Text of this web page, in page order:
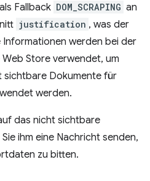
Fallback DOM_SCRAPING an
justification , was der
werden bei der
Store verwendet, um
sichtbare Dokumente für
werden.
das nicht sichtbare
ihm eine Nachricht senden,
zu bitten.